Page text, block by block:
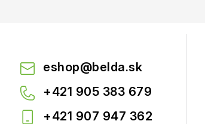
eshop@belda.sk
+421 905 383 679
+421 907 947 362